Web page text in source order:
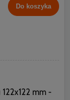
Do koszyka
mm -